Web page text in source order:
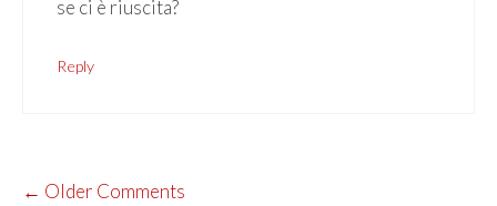
se ci è riuscita?
Reply
COMMENT
← Older Comments